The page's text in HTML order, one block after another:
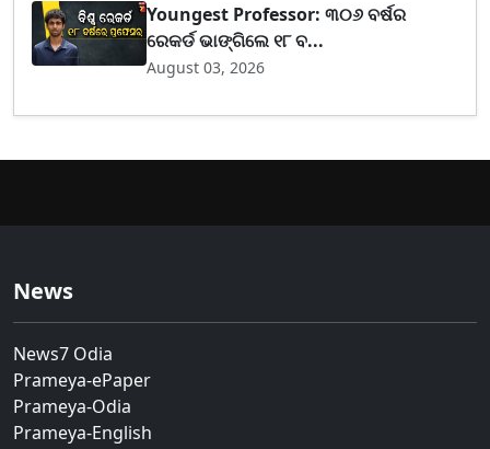
Youngest Professor: ୩୦୬ ବର୍ଷର
ରେକର୍ଡ ଭାଙ୍ଗିଲେ ୧୮ ବ...
August 03, 2026
News
News7 Odia
Prameya-ePaper
Prameya-Odia
Prameya-English